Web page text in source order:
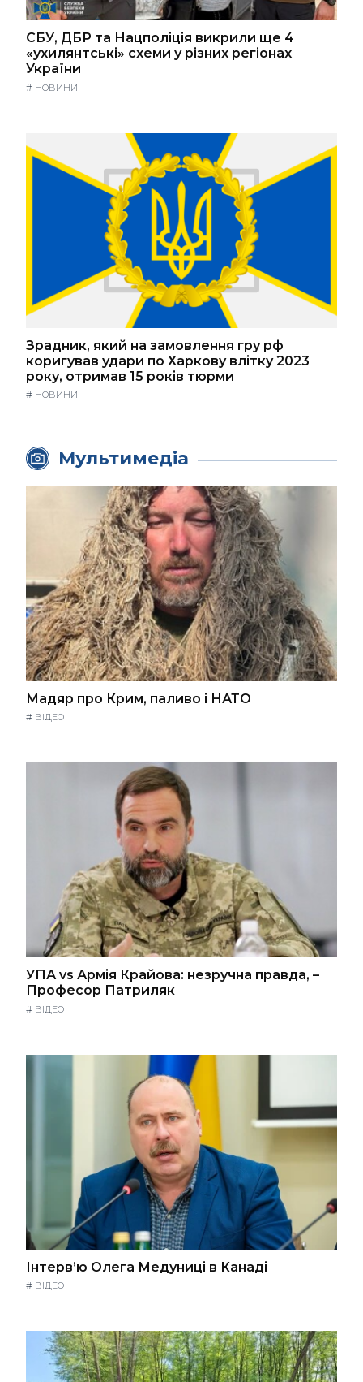
СБУ, ДБР та Нацполіція викрили ще 4
«ухилянтські» схеми у різних регіонах
України
# НОВИНИ
Зрадник, який на замовлення гру рф
коригував удари по Харкову влітку 2023
року, отримав 15 років тюрми
# НОВИНИ
Мультимедіа
Мадяр про Крим, паливо і НАТО
# ВІДЕО
УПА vs Армія Крайова: незручна правда, –
Професор Патриляк
# ВІДЕО
Інтерв’ю Олега Медуниці в Канаді
# ВІДЕО